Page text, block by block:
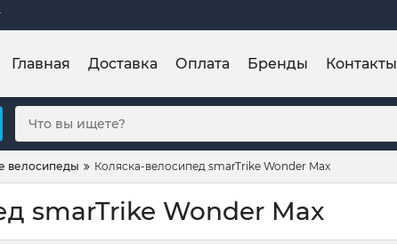
Главная Доставка Оплата Бренды Контакты
велосипеды Коляска-велосипед smarTrike Wonder Max
smarTrike Wonder Max